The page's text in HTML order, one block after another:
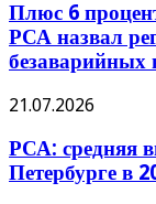
Плюс 6
РСА назвал
безаварийных
21.07.2026
РСА: средняя
Петербурге в